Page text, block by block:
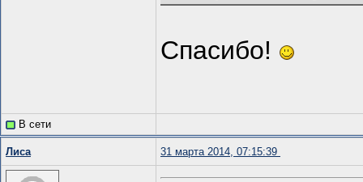
Спасибо!
В сети
Лиса 31 марта 2014, 07:15:39